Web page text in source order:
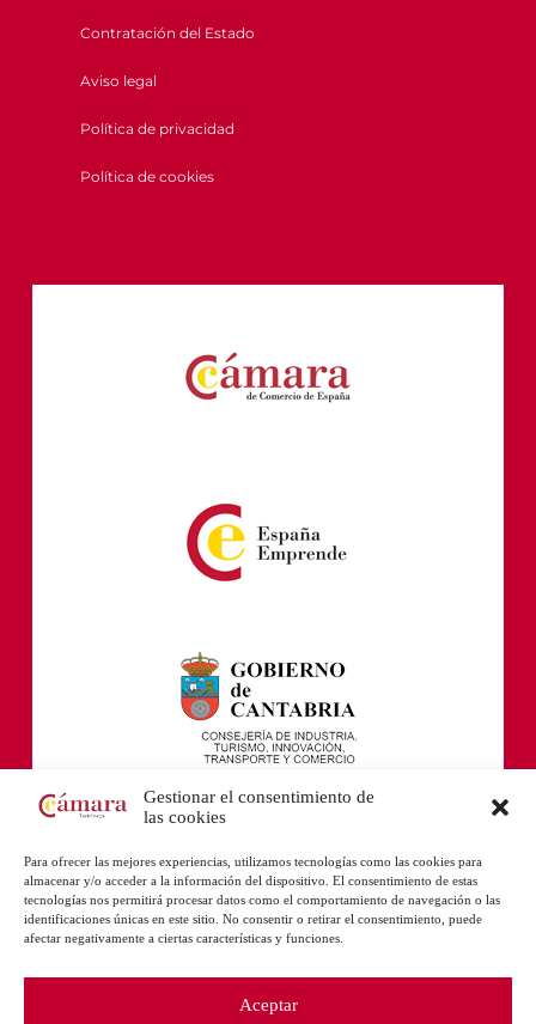
Gestionar el consentimiento de
las cookies
Para ofrecer las mejores experiencias, utilizamos tecnologías como las cookies para
almacenar y/o acceder a la información del dispositivo. El consentimiento de estas
tecnologías nos permitirá procesar datos como el comportamiento de navegación o las
identificaciones únicas en este sitio. No consentir o retirar el consentimiento, puede
afectar negativamente a ciertas características y funciones.
Aceptar
Contratación del Estado
Aviso legal
Política de privacidad
Política de cookies